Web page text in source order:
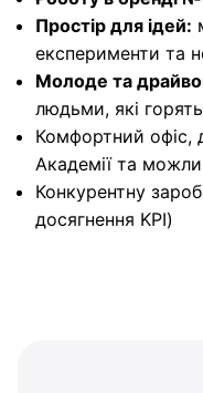
Простір для ідей:
експерименти та
Молоде та
людьми, які
Комфортний офіс,
Академії та
Конкурентну
досягнення KPI)